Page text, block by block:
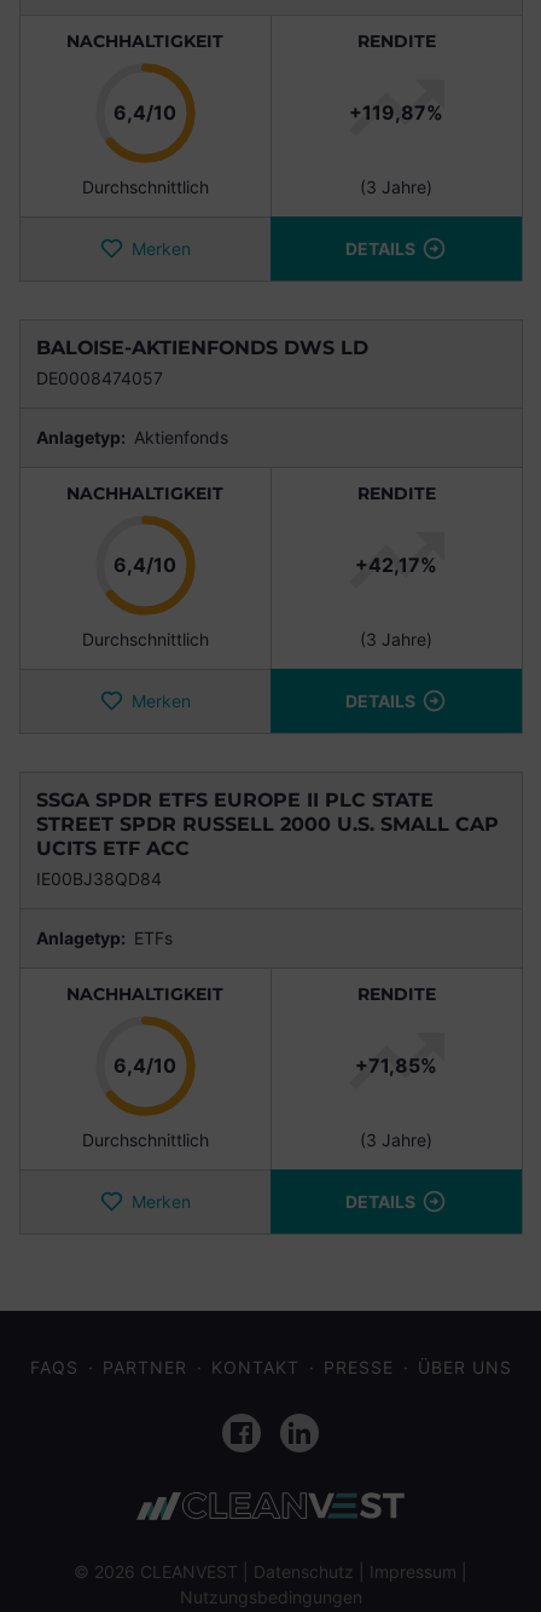
NACHHALTIGKEIT
6,4/10 Punkte
Durchschnittlich
RENDITE
+119,87%
(3 Jahre)
Merken DETAILS
BALOISE-AKTIENFONDS DWS LD
DE0008474057
Anlagetyp: Aktienfonds
NACHHALTIGKEIT
6,4/10 Punkte
Durchschnittlich
RENDITE
+42,17%
(3 Jahre)
Merken DETAILS
SSGA SPDR ETFS EUROPE II PLC STATE
STREET SPDR RUSSELL 2000 U.S. SMALL CAP
UCITS ETF ACC
IE00BJ38QD84
Anlagetyp: ETFs
NACHHALTIGKEIT
6,4/10 Punkte
Durchschnittlich
RENDITE
+71,85%
(3 Jahre)
Merken DETAILS
FAQS PARTNER KONTAKT PRESSE ÜBER UNS
FacebookLinkedIn
© 2026 CLEANVEST | Datenschutz Impressum
Nutzungsbedingungen